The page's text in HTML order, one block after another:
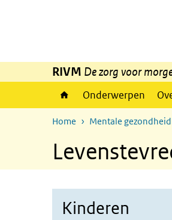
RIVM De zorg voor
Onderwerpen
Home Mentale gezondheid
Kinderen